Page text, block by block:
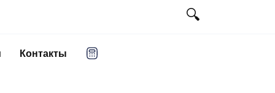
Контакты